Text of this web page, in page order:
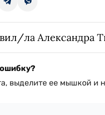
ла Александра
выделите ее мышкой и